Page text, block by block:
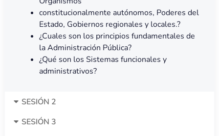
constitucionalmente autónomos, Poderes del
Estado, Gobiernos regionales y locales.?
¿Cuales son los principios fundamentales de
la Administración Pública?
¿Qué son los Sistemas funcionales y
administrativos?
SESIÓN 2
SESIÓN 3